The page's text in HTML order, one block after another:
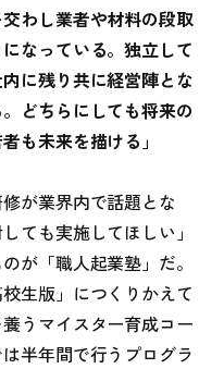
わし業者や材料の段取
なっている。独立して
に残り共に経営陣とな
どちらにしても将来の
も未来を描ける」
が業界内で話題とな
ても実施してほしい」
が「職人起業塾」だ。
生版」につくりかえて
うマイスター育成コー
半年間で行うプログラ